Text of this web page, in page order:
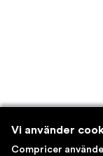
Vi använder
Compricer